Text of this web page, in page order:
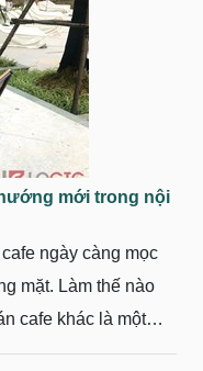
mới trong nội
ngày càng mọc
mặt. Làm thế nào
cafe khác là một
không thử bố trí